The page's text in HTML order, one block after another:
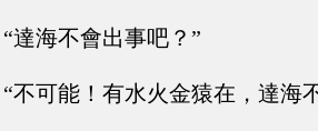
“達海不會出事吧？”
“不可能！有水火金猿在，達海